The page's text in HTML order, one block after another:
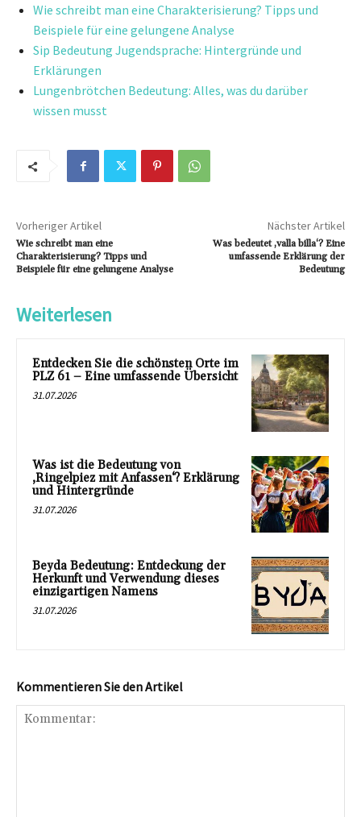
Wie schreibt man eine Charakterisierung? Tipps und
Beispiele für eine gelungene Analyse
Sip Bedeutung Jugendsprache: Hintergründe und
Erklärungen
Lungenbrötchen Bedeutung: Alles, was du darüber
wissen musst
Vorheriger Artikel
Wie schreibt man eine
Charakterisierung? Tipps und
Beispiele für eine gelungene Analyse
Nächster Artikel
Was bedeutet ‚valla billa‘? Eine
umfassende Erklärung der
Bedeutung
Weiterlesen
Entdecken Sie die schönsten Orte im
PLZ 61 – Eine umfassende Übersicht
31.07.2026
Was ist die Bedeutung von
‚Ringelpiez mit Anfassen‘? Erklärung
und Hintergründe
31.07.2026
Beyda Bedeutung: Entdeckung der
Herkunft und Verwendung dieses
einzigartigen Namens
31.07.2026
Kommentieren Sie den Artikel